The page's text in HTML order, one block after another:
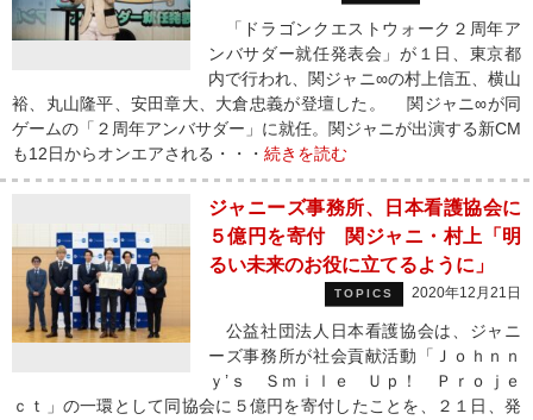
「ドラゴンクエストウォーク２周年ア
ンバサダー就任発表会」が１日、東京都
内で行われ、関ジャニ∞の村上信五、横山
裕、丸山隆平、安田章大、大倉忠義が登壇した。 関ジャニ∞が同
ゲームの「２周年アンバサダー」に就任。関ジャニが出演する新CM
も12日からオンエアされる・・・ 続きを読む
ジャニーズ事務所、日本看護協会に
５億円を寄付 関ジャニ・村上「明
るい未来のお役に立てるように」
TOPICS 2020年12月21日
公益社団法人日本看護協会は、ジャニ
ーズ事務所が社会貢献活動「Ｊｏｈｎｎ
ｙ’ｓ Ｓｍｉｌｅ Ｕｐ！ Ｐｒｏｊｅ
ｃｔ」の一環として同協会に５億円を寄付したことを、２１日、発